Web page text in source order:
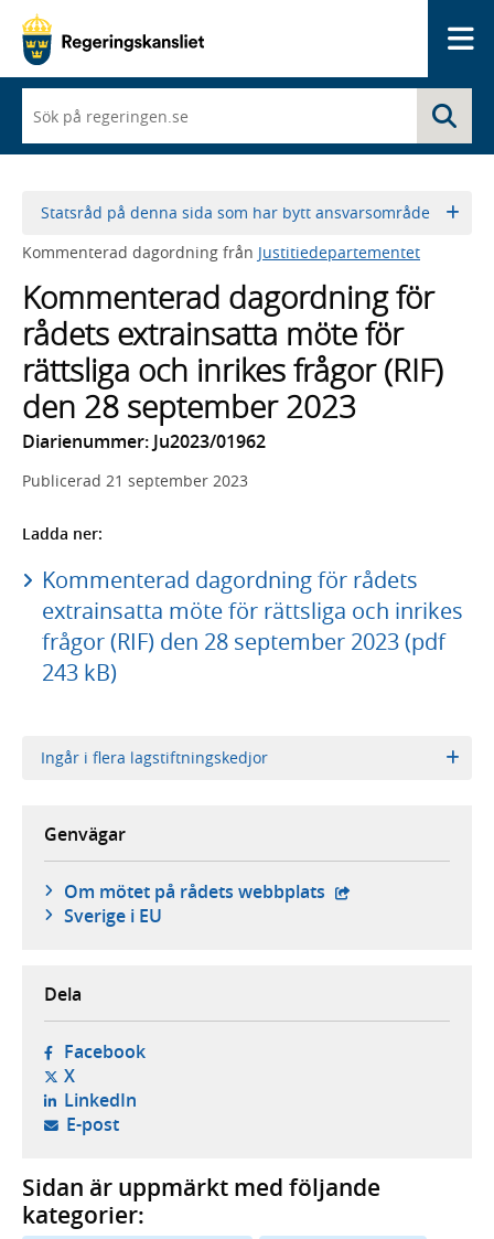
du
börjar
skriva
framträder
lista
med
sökförslag
Statsråd på denna sida som har bytt ansvarsområde
Kommenterad dagordning från Justitiedepartementet
Kommenterad dagordning för
rådets extrainsatta möte för
rättsliga och inrikes frågor (RIF)
den 28 september 2023
Diarienummer: Ju2023/01962
Publicerad 21 september 2023
Ladda ner:
Kommenterad dagordning för rådets
extrainsatta möte för rättsliga och inrikes
frågor (RIF) den 28 september 2023 (pdf
243 kB)
Ingår i flera lagstiftningskedjor
Genvägar
Om mötet på rådets webbplats - extern webbplats,
Sverige i EU
Dela
Facebook- öppnas i ny flik, extern webbplats,
X- öppnas i ny flik, extern webbplats,
LinkedIn- öppnas i ny flik, extern webbplats,
E-post- öppnar din e-postklient,
Sidan är uppmärkt med följande
kategorier: